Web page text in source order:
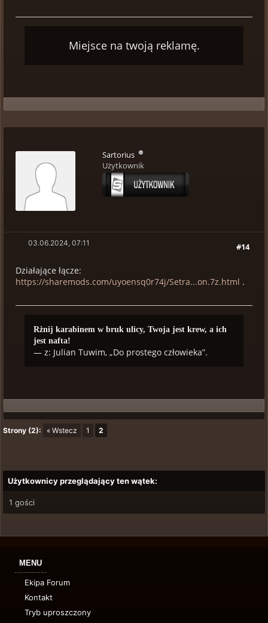
Miejsce na twoją reklamę.
Sartorius
Użytkownik
#14
03.06.2024, 07:11
Działające łącze:
https://sharemods.com/uyoensq0r74j/Setra...on.7z.html .
Rżnij karabinem w bruk ulicy, Twoja jest krew, a ich
jest nafta!
— z: Julian Tuwim, „Do prostego człowieka”.
Strony (2): « Wstecz 1 2
Użytkownicy przeglądający ten wątek:
1 gości
MENU
Ekipa Forum
Kontakt
Tryb uproszczony